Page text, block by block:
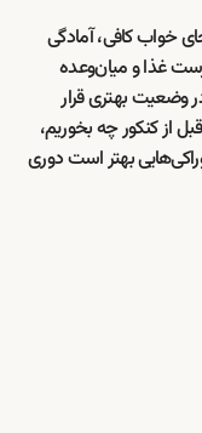
خواب کافی، آمادگی
غذا و میان‌وعده
وضعیت بهتری قرار
از کنکور چه بخوریم،
بهتر است دوری